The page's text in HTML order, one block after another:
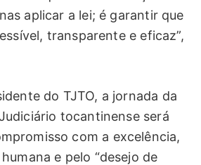
aplicar a lei; é garantir que
transparente e eficaz”,
do TJTO, a jornada da
tocantinense será
com a excelência,
e pelo “desejo de